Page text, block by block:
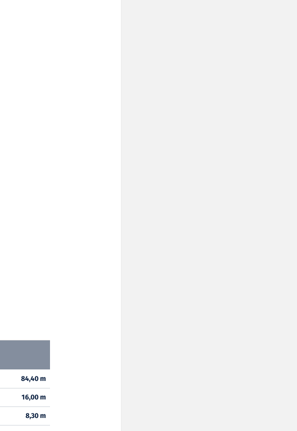
84,40 m
16,00 m
8,30 m